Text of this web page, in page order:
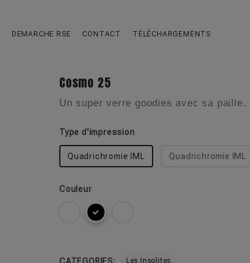
DEMARCHE RSE CONTACT TÉLÉCHARGEMENTS
Cosmo 25
Un super verre goodies avec sa paille.
Type d'impression
Quadrichromie IML Quadrichromie IML
Couleur
Les Insolites